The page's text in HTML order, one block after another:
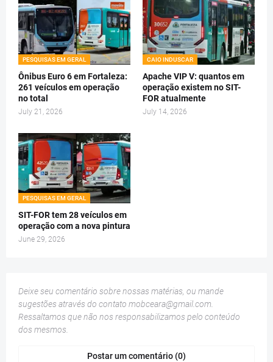
PESQUISAS EM GERAL
Ônibus Euro 6 em Fortaleza:
261 veículos em operação
no total
July 21, 2026
CAIO INDUSCAR
Apache VIP V: quantos em
operação existem no SIT-
FOR atualmente
July 14, 2026
PESQUISAS EM GERAL
SIT-FOR tem 28 veículos em
operação com a nova pintura
June 29, 2026
Deixe seu comentário sobre nossas matérias, ou mande
sugestões através do contato mobceara@gmail.com.
Ressaltamos que não nos responsabilizamos pelo conteúdo
dos mesmos.
Postar um comentário (0)